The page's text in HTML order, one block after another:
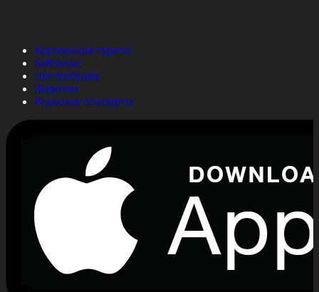
Корпорация туралы
Байланыс
Дистрибуция
Жарнама
Редакция стандарты